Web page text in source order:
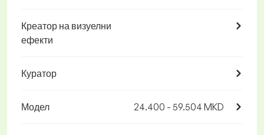
Креатор на визуелни
ефекти
Куратор
Модел 24.400 - 59.504 MKD